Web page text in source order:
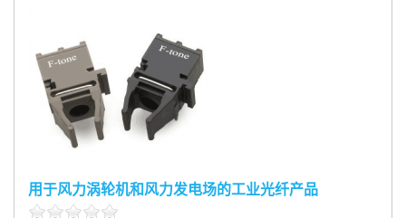
用于风力涡轮机和风力发电场的工业光纤产品